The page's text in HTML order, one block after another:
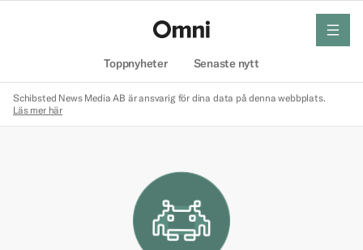
Toppnyheter Senaste nytt
meny
Schibsted News Media AB är ansvarig för dina data på denna webbplats.
Läs mer här